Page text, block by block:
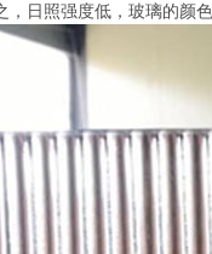
日照强度低，玻璃的颜色